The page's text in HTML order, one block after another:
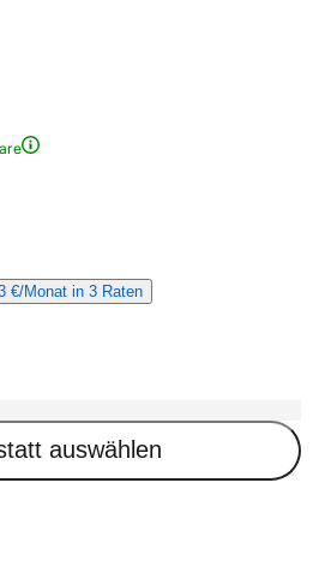
€/Monat in 3 Raten
auswählen